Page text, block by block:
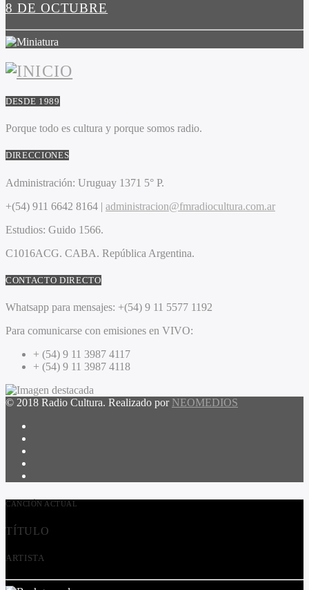
8 DE OCTUBRE
DESDE 1989
Porque todo es cultura y porque somos radio.
DIRECCIONES
Administración: Uruguay 1371 5° P.
+(54) 911 6642 8164 | administracion@fmradiocultura.com.ar
Estudios: Guido 1566.
C1016ACG. CABA. República Argentina.
CONTACTO DIRECTO
Whatsapp para mensajes: +(54) 9 11 5577 1192
Para comunicarse con emisiones en VIVO:
+ (54) 9 11 3987 4117
+ (54) 9 11 3987 4118
© 2018 Radio Cultura. Realizado por NEOMEDIOS
CANCIÓN ACTUAL
TÍTULO
ARTISTA